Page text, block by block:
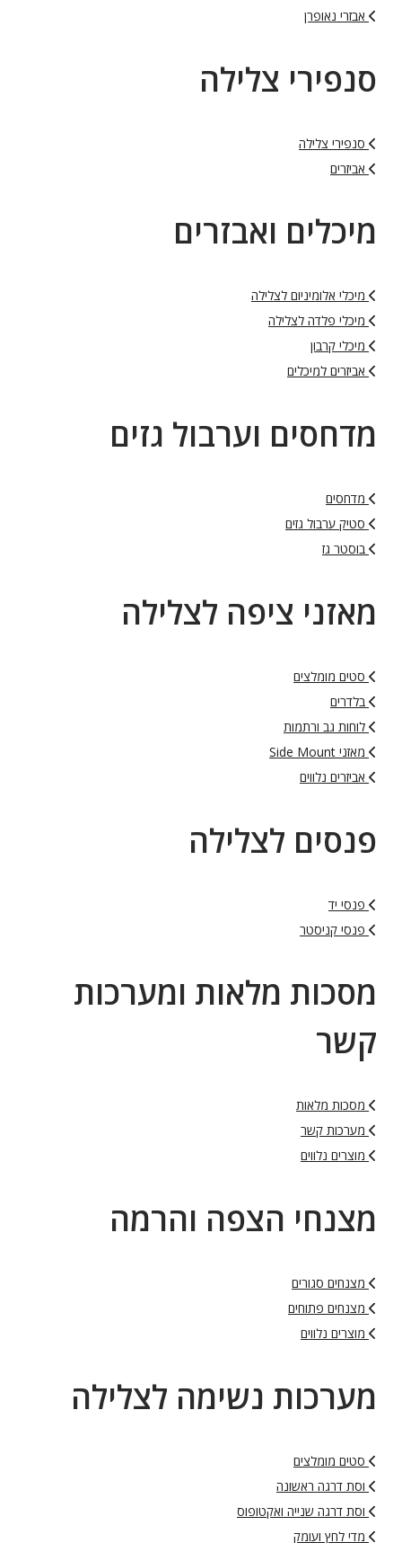
אבזרי נאופרן
סנפירי צלילה
סנפירי צלילה
אביזרים
מיכלים ואבזרים
מיכלי אלומיניום לצלילה
מיכלי פלדה לצלילה
מיכלי קרבון
אביזרים למיכלים
מדחסים וערבול גזים
מדחסים
סטיק ערבול גזים
בוסטר גז
מאזני ציפה לצלילה
סטים מומלצים
בלדרים
לוחות גב ורתמות
מאזני Side Mount
אביזרים נלווים
פנסים לצלילה
פנסי יד
פנסי קניסטר
מסכות מלאות ומערכות
קשר
מסכות מלאות
מערכות קשר
מוצרים נלווים
מצנחי הצפה והרמה
מצנחים סגורים
מצנחים פתוחים
מוצרים נלווים
מערכות נשימה לצלילה
סטים מומלצים
וסת דרגה ראשונה
וסת דרגה שנייה ואקטופוס
מדי לחץ ועומק